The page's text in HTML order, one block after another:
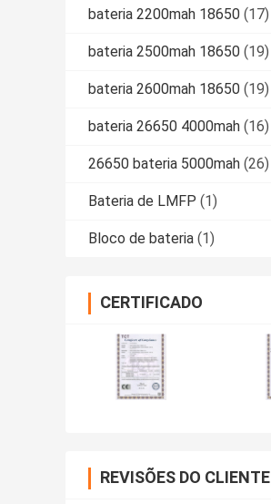
bateria 2200mah 18650 (17)
bateria 2500mah 18650 (19)
bateria 2600mah 18650 (19)
bateria 26650 4000mah (16)
26650 bateria 5000mah (26)
Bateria de LMFP (1)
Bloco de bateria (1)
CERTIFICADO
REVISÕES DO CLIENTE